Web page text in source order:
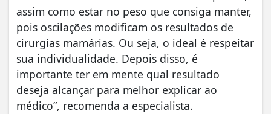
assim como estar no peso que consiga manter,
pois oscilações modificam os resultados de
cirurgias mamárias. Ou seja, o ideal é respeitar
sua individualidade. Depois disso, é
importante ter em mente qual resultado
deseja alcançar para melhor explicar ao
médico”, recomenda a especialista.